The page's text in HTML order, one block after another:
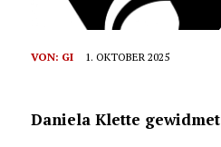
VON: GI 1. OKTOBER 2025
Daniela Klette gewidmet